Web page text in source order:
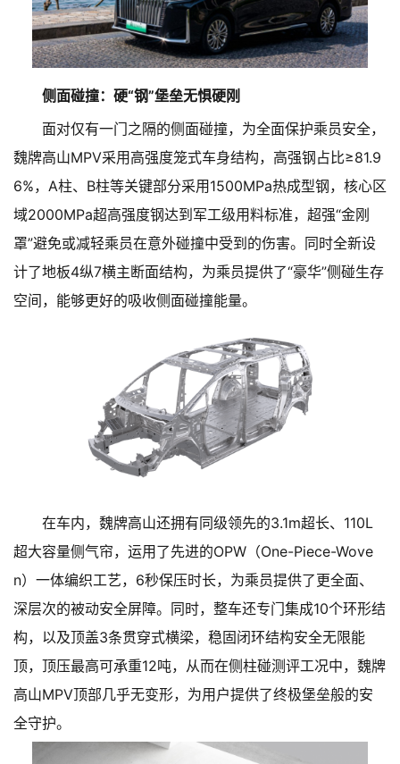
侧面碰撞：硬“钢”堡垒无惧硬刚
面对仅有一门之隔的侧面碰撞，为全面保护乘员安全，
魏牌高山MPV采用高强度笼式车身结构，高强钢占比≥81.9
6%，A柱、B柱等关键部分采用1500MPa热成型钢，核心区
域2000MPa超高强度钢达到军工级用料标准，超强“金刚
罩”避免或减轻乘员在意外碰撞中受到的伤害。同时全新设
计了地板4纵7横主断面结构，为乘员提供了“豪华”侧碰生存
空间，能够更好的吸收侧面碰撞能量。
在车内，魏牌高山还拥有同级领先的3.1m超长、110L
超大容量侧气帘，运用了先进的OPW（One-Piece-Wove
n）一体编织工艺，6秒保压时长，为乘员提供了更全面、
深层次的被动安全屏障。同时，整车还专门集成10个环形结
构，以及顶盖3条贯穿式横梁，稳固闭环结构安全无限能
顶，顶压最高可承重12吨，从而在侧柱碰测评工况中，魏牌
高山MPV顶部几乎无变形，为用户提供了终极堡垒般的安
全守护。